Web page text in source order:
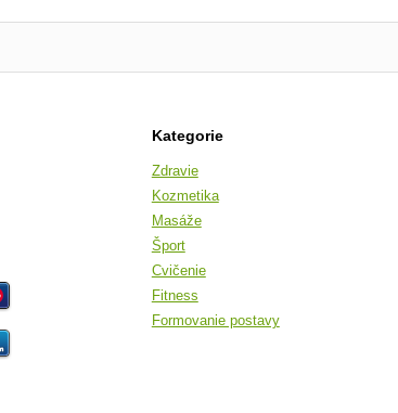
Kategorie
Zdravie
Kozmetika
Masáže
Šport
Cvičenie
Fitness
Formovanie postavy